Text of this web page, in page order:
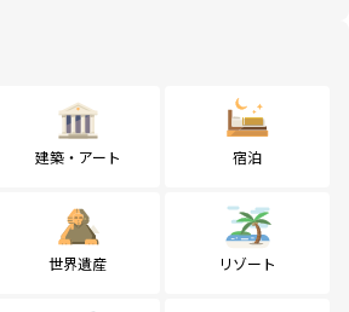
建築・アート 宿泊
世界遺産 リゾート